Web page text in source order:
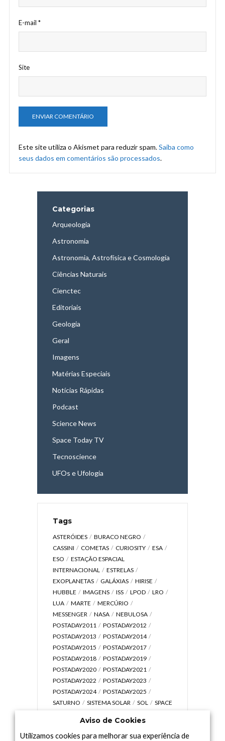
E-mail *
Site
Este site utiliza o Akismet para reduzir spam.Saiba como
seus dados em comentários são processados.
Categorias
Arqueologia
Astronomia
Astronomia, Astrofísica e Cosmologia
Ciências Naturais
Cienctec
Editoriais
Geologia
Geral
Imagens
Matérias Especiais
Notícias Rápidas
Podcast
Science News
Space Today TV
Tecnoscience
UFOs e Ufologia
Tags
ASTERÓIDES
BURACO NEGRO
CASSINI
COMETAS CURIOSITY
ESA
ESO
ESTAÇÃO ESPACIAL
INTERNACIONAL
ESTRELAS
EXOPLANETAS
GALÁXIAS
HIRISE
HUBBLE
IMAGENS ISS LPOD
LRO
LUA
MARTE
MERCÚRIO
MESSENGER
NASA
NEBULOSA
POSTADAY2011
POSTADAY2012
POSTADAY2013
POSTADAY2014
POSTADAY2015
POSTADAY2017
POSTADAY2018
POSTADAY2019
POSTADAY2020
POSTADAY2021
POSTADAY2022
POSTADAY2023
POSTADAY2024
POSTADAY2025
SATURNO
SISTEMA SOLAR SOL
SPACE
UNIVERSO
VÍDEO
Aviso de Cookies
Utilizamos cookies para melhorar sua experiência de